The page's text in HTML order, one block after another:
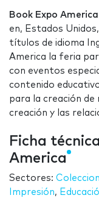
Book Expo
en, Estados
títulos de idioma
America la feria
con eventos
contenido
para la creación de
creación y las
Ficha
America
Sectores:
Impresión,